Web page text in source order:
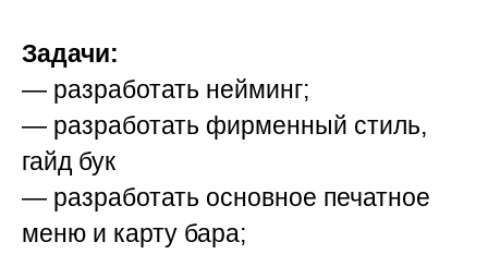
Задачи:
— разработать нейминг;
— разработать фирменный стиль,
гайд бук
— разработать основное печатное
меню и карту бара;